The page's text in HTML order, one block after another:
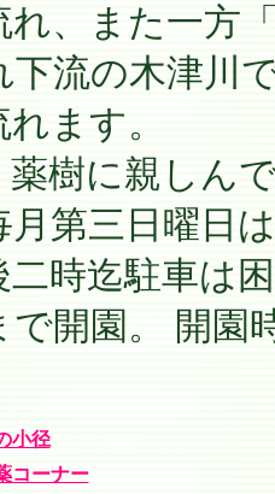
れ、また一方
下流の木津川
ます。
樹に親しん
月第三日曜日は
二時迄駐車は
開園。 開園
小径
コーナー